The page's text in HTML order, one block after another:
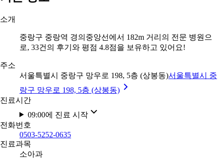
소개
중랑구 중랑역 경의중앙선에서 182m 거리의 전문 병원으
로, 33건의 후기와 평점 4.8점을 보유하고 있어요!
주소
서울특별시 중랑구 망우로 198, 5층 (상봉동)서울특별시 중
랑구 망우로 198, 5층 (상봉동)
진료시간
09:00에 진료 시작
전화번호
0503-5252-0635
진료과목
소아과